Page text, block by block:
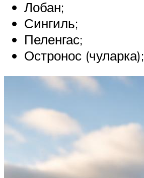
Лобан;
Сингиль;
Пеленгас;
Остронос (чуларка);